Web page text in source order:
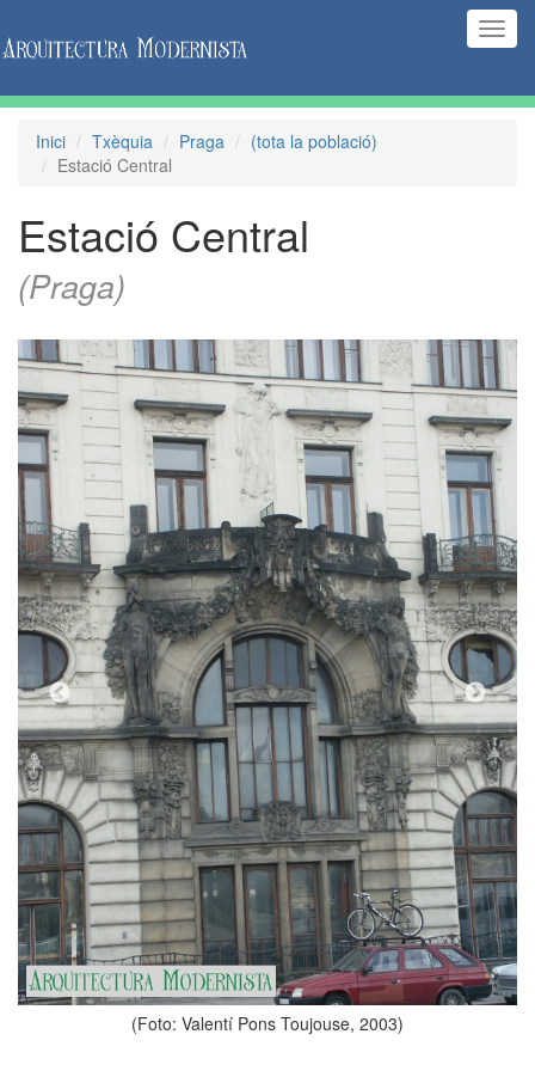
Inici Txèquia Praga
(tota la població)
Estació Central
Estació Central
(Praga)
(Foto: Valentí Pons Toujouse, 2003)